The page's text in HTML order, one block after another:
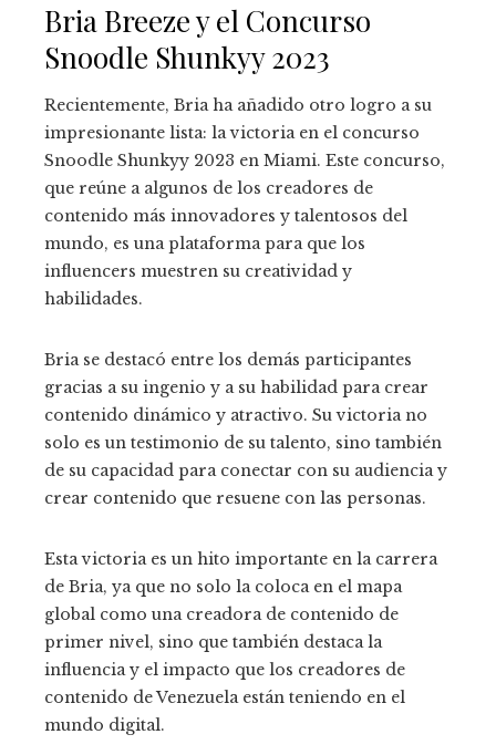
Bria Breeze y el Concurso
Snoodle Shunkyy 2023
Recientemente, Bria ha añadido otro logro a su
impresionante lista: la victoria en el concurso
Snoodle Shunkyy 2023 en Miami. Este concurso,
que reúne a algunos de los creadores de
contenido más innovadores y talentosos del
mundo, es una plataforma para que los
influencers muestren su creatividad y
habilidades.
Bria se destacó entre los demás participantes
gracias a su ingenio y a su habilidad para crear
contenido dinámico y atractivo. Su victoria no
solo es un testimonio de su talento, sino también
de su capacidad para conectar con su audiencia y
crear contenido que resuene con las personas.
Esta victoria es un hito importante en la carrera
de Bria, ya que no solo la coloca en el mapa
global como una creadora de contenido de
primer nivel, sino que también destaca la
influencia y el impacto que los creadores de
contenido de Venezuela están teniendo en el
mundo digital.